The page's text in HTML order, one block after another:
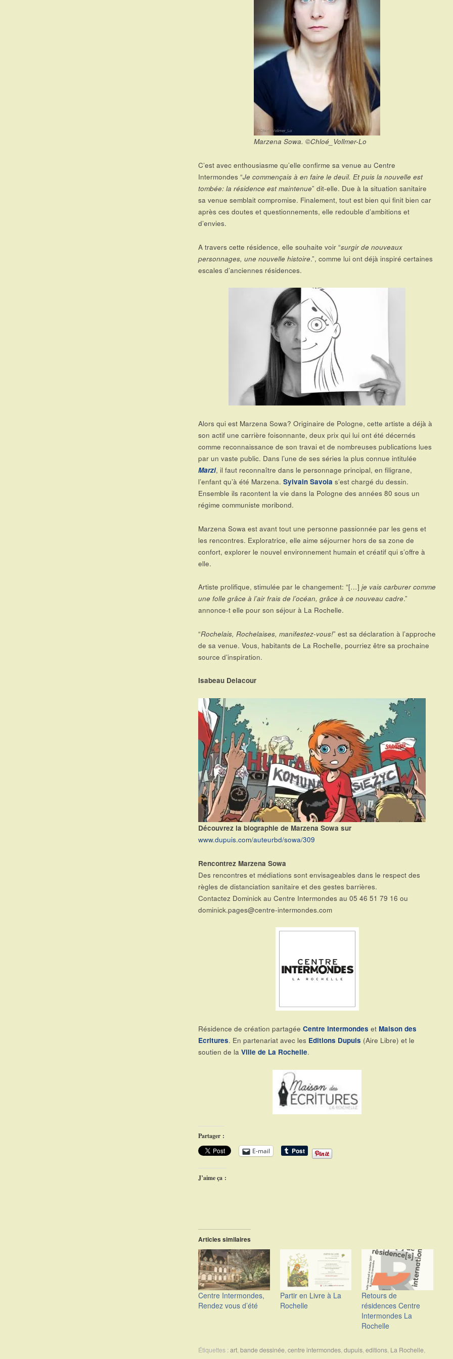
Marzena Sowa. ©Chloé_Vollmer-Lo
C’est avec enthousiasme qu’elle confirme sa venue au Centre
Intermondes “Je commençais à en faire le deuil. Et puis la nouvelle est
tombée: la résidence est maintenue” dit-elle. Due à la situation sanitaire
sa venue semblait compromise. Finalement, tout est bien qui finit bien car
après ces doutes et questionnements, elle redouble d’ambitions et
d’envies.
A travers cette résidence, elle souhaite voir “surgir de nouveaux
personnages, une nouvelle histoire.”, comme lui ont déjà inspiré certaines
escales d’anciennes résidences.
Alors qui est Marzena Sowa? Originaire de Pologne, cette artiste a déjà à
son actif une carrière foisonnante, deux prix qui lui ont été décernés
comme reconnaissance de son travai et de nombreuses publications lues
par un vaste public. Dans l’une de ses séries la plus connue intitulée
Marzi, il faut reconnaître dans le personnage principal, en filigrane,
l’enfant qu’à été Marzena. Sylvain Savoia s’est chargé du dessin.
Ensemble ils racontent la vie dans la Pologne des années 80 sous un
régime communiste moribond.
Marzena Sowa est avant tout une personne passionnée par les gens et
les rencontres. Exploratrice, elle aime séjourner hors de sa zone de
confort, explorer le nouvel environnement humain et créatif qui s’offre à
elle.
Artiste prolifique, stimulée par le changement: “[…] je vais carburer comme
une folle grâce à l’air frais de l’océan, grâce à ce nouveau cadre.”
annonce-t elle pour son séjour à La Rochelle.
“Rochelais, Rochelaises, manifestez-vous!” est sa déclaration à l’approche
de sa venue. Vous, habitants de La Rochelle, pourriez être sa prochaine
source d’inspiration.
Isabeau Delacour
Découvrez la biographie de Marzena Sowa sur
www.dupuis.com/auteurbd/sowa/309
Rencontrez Marzena Sowa
Des rencontres et médiations sont envisageables dans le respect des
règles de distanciation sanitaire et des gestes barrières.
Contactez Dominick au Centre Intermondes au 05 46 51 79 16 ou
dominick.pages@centre-intermondes.com
Résidence de création partagée Centre Intermondes et Maison des
Ecritures. En partenariat avec les Editions Dupuis (Aire Libre) et le
soutien de la Ville de La Rochelle.
Partager :
E-mail
J’aime ça :
Articles similaires
Centre Intermondes,
Rendez vous d’été
Partir en Livre à La
Rochelle
Retours de
résidences Centre
Intermondes La
Rochelle
Étiquettes :art,bande dessinée,centre intermondes,dupuis,editions, La Rochelle,